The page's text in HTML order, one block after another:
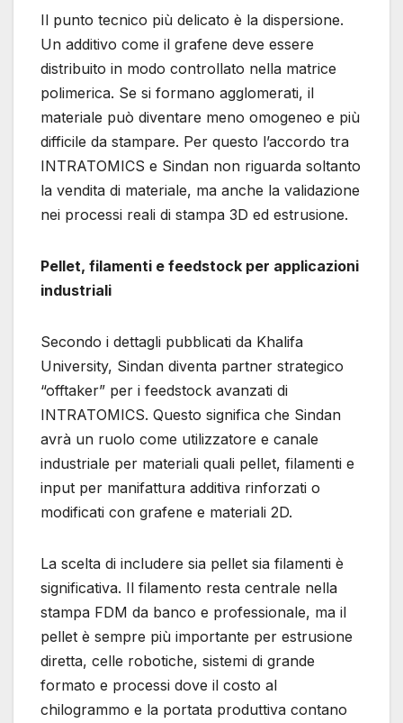
Il punto tecnico più delicato è la dispersione.
Un additivo come il grafene deve essere
distribuito in modo controllato nella matrice
polimerica. Se si formano agglomerati, il
materiale può diventare meno omogeneo e più
difficile da stampare. Per questo l’accordo tra
INTRATOMICS e Sindan non riguarda soltanto
la vendita di materiale, ma anche la validazione
nei processi reali di stampa 3D ed estrusione.
Pellet, filamenti e feedstock per applicazioni
industriali
Secondo i dettagli pubblicati da Khalifa
University, Sindan diventa partner strategico
“offtaker” per i feedstock avanzati di
INTRATOMICS. Questo significa che Sindan
avrà un ruolo come utilizzatore e canale
industriale per materiali quali pellet, filamenti e
input per manifattura additiva rinforzati o
modificati con grafene e materiali 2D.
La scelta di includere sia pellet sia filamenti è
significativa. Il filamento resta centrale nella
stampa FDM da banco e professionale, ma il
pellet è sempre più importante per estrusione
diretta, celle robotiche, sistemi di grande
formato e processi dove il costo al
chilogrammo e la portata produttiva contano